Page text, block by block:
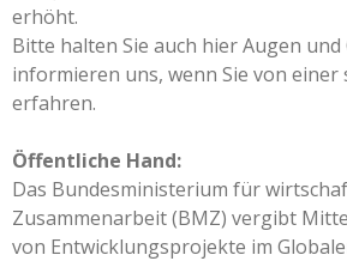
erhöht.
Bitte halten Sie auch hier Augen
informieren uns, wenn Sie von einer
erfahren.
Öffentliche Hand:
Das Bundesministerium für
Zusammenarbeit (BMZ) vergibt
von Entwicklungsprojekte im